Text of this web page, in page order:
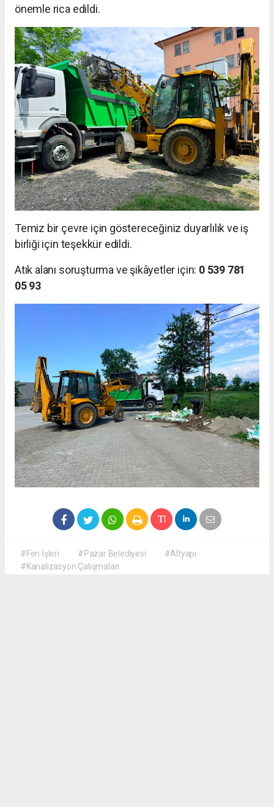
önemle rica edildi.
Temiz bir çevre için göstereceğiniz duyarlılık ve iş
birliği için teşekkür edildi.
Atık alanı soruşturma ve şikâyetler için: 0 539 781
05 93
#Fen İşleri #Pazar Belediyesi
#Altyapı
#Kanalizasyon Çalışmaları